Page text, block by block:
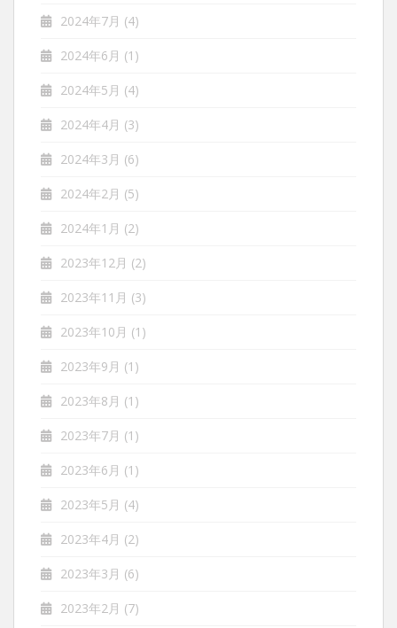
2024年7月 (4)
2024年6月 (1)
2024年5月 (4)
2024年4月 (3)
2024年3月 (6)
2024年2月 (5)
2024年1月 (2)
2023年12月 (2)
2023年11月 (3)
2023年10月 (1)
2023年9月 (1)
2023年8月 (1)
2023年7月 (1)
2023年6月 (1)
2023年5月 (4)
2023年4月 (2)
2023年3月 (6)
2023年2月 (7)